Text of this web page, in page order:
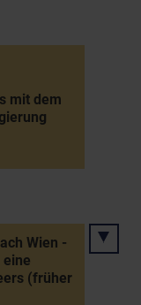
mit dem
Wien -
eine
(früher